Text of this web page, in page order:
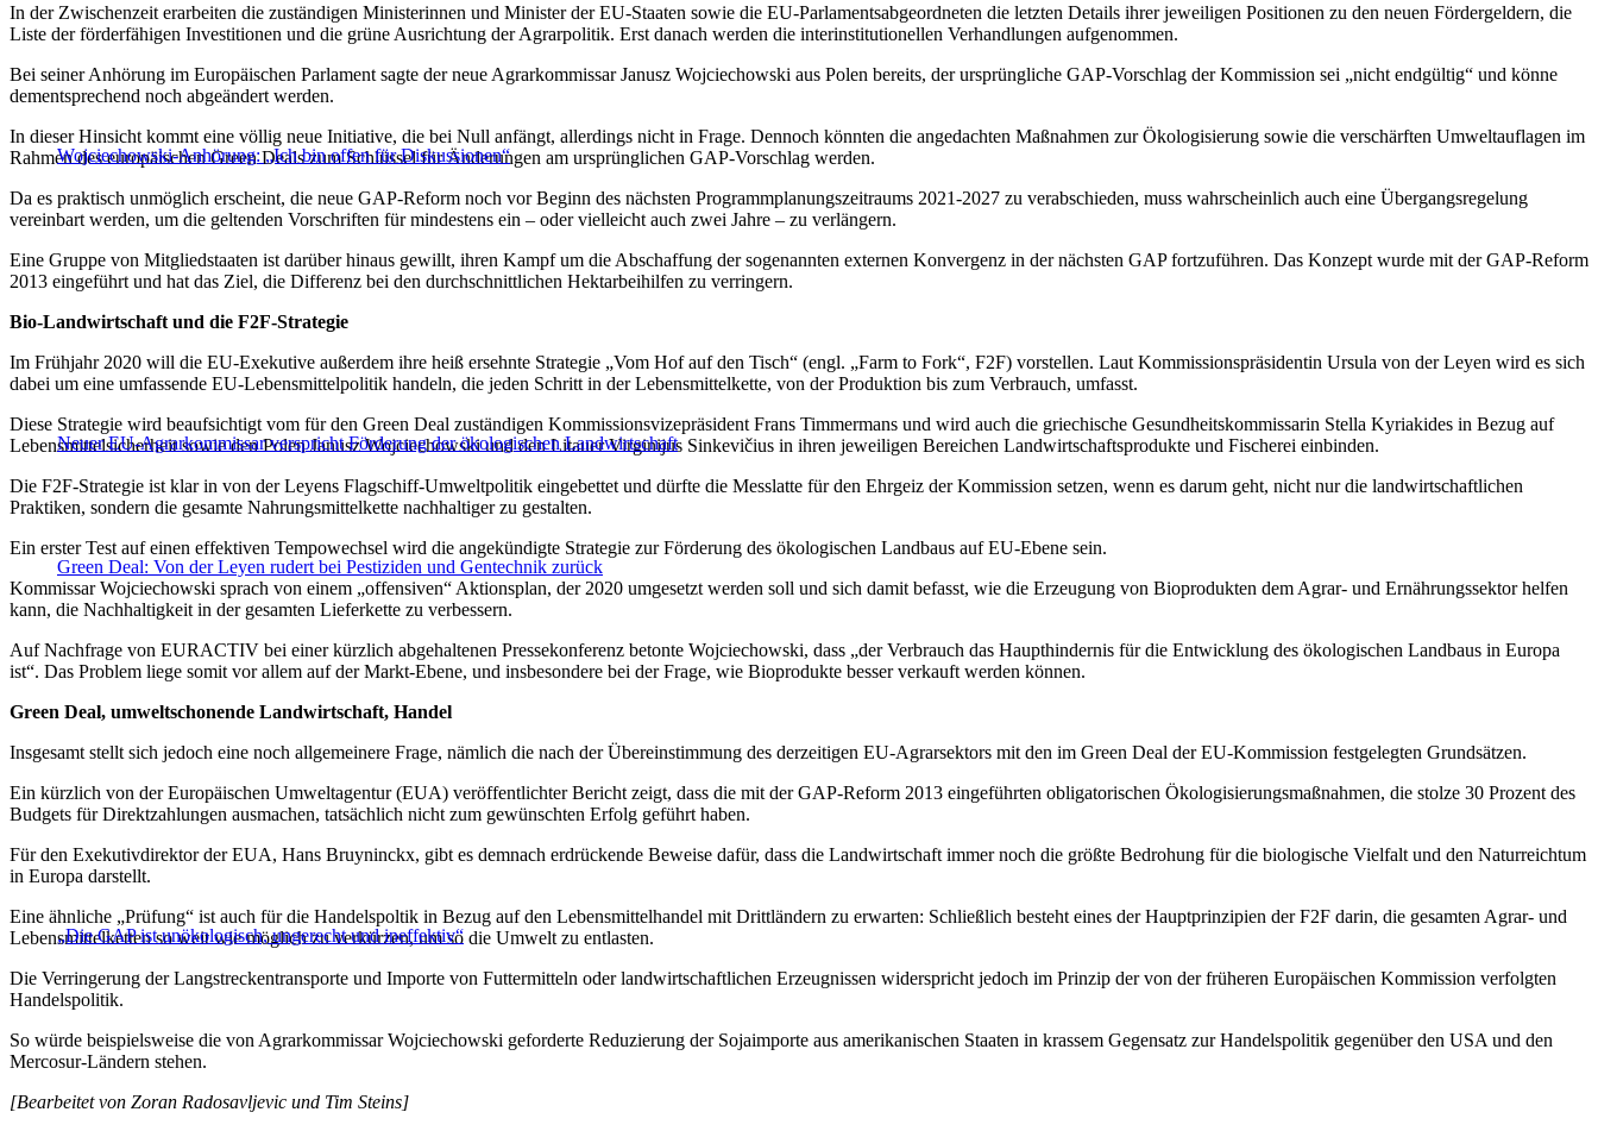
In der Zwischenzeit erarbeiten die zuständigen Ministerinnen und Minister der EU-Staaten sowie die EU-Parlamentsabgeordneten die letzten Details ihrer jeweiligen Positionen zu den neuen Fördergeldern, die
Liste der förderfähigen Investitionen und die grüne Ausrichtung der Agrarpolitik. Erst danach werden die interinstitutionellen Verhandlungen aufgenommen.
Bei seiner Anhörung im Europäischen Parlament sagte der neue Agrarkommissar Janusz Wojciechowski aus Polen bereits, der ursprüngliche GAP-Vorschlag der Kommission sei „nicht endgültig“ und könne
dementsprechend noch abgeändert werden.
Wojciechowski-Anhörung: „Ich bin offen für Diskussionen“
In dieser Hinsicht kommt eine völlig neue Initiative, die bei Null anfängt, allerdings nicht in Frage. Dennoch könnten die angedachten Maßnahmen zur Ökologisierung sowie die verschärften Umweltauflagen im
Rahmen des europäischen Green Deals zum Schlüssel für Änderungen am ursprünglichen GAP-Vorschlag werden.
Da es praktisch unmöglich erscheint, die neue GAP-Reform noch vor Beginn des nächsten Programmplanungszeitraums 2021-2027 zu verabschieden, muss wahrscheinlich auch eine Übergangsregelung
vereinbart werden, um die geltenden Vorschriften für mindestens ein – oder vielleicht auch zwei Jahre – zu verlängern.
Eine Gruppe von Mitgliedstaaten ist darüber hinaus gewillt, ihren Kampf um die Abschaffung der sogenannten externen Konvergenz in der nächsten GAP fortzuführen. Das Konzept wurde mit der GAP-Reform
2013 eingeführt und hat das Ziel, die Differenz bei den durchschnittlichen Hektarbeihilfen zu verringern.
Bio-Landwirtschaft und die F2F-Strategie
Im Frühjahr 2020 will die EU-Exekutive außerdem ihre heiß ersehnte Strategie „Vom Hof auf den Tisch“ (engl. „Farm to Fork“, F2F) vorstellen. Laut Kommissionspräsidentin Ursula von der Leyen wird es sich
dabei um eine umfassende EU-Lebensmittelpolitik handeln, die jeden Schritt in der Lebensmittelkette, von der Produktion bis zum Verbrauch, umfasst.
Neuer EU-Agrarkommissar verspricht Förderung der ökologischen Landwirtschaft
Diese Strategie wird beaufsichtigt vom für den Green Deal zuständigen Kommissionsvizepräsident Frans Timmermans und wird auch die griechische Gesundheitskommissarin Stella Kyriakides in Bezug auf
Lebensmittelsicherheit sowie den Polen Janusz Wojciechowski und den Litauer Virginijus Sinkevičius in ihren jeweiligen Bereichen Landwirtschaftsprodukte und Fischerei einbinden.
Die F2F-Strategie ist klar in von der Leyens Flagschiff-Umweltpolitik eingebettet und dürfte die Messlatte für den Ehrgeiz der Kommission setzen, wenn es darum geht, nicht nur die landwirtschaftlichen
Praktiken, sondern die gesamte Nahrungsmittelkette nachhaltiger zu gestalten.
Green Deal: Von der Leyen rudert bei Pestiziden und Gentechnik zurück
Ein erster Test auf einen effektiven Tempowechsel wird die angekündigte Strategie zur Förderung des ökologischen Landbaus auf EU-Ebene sein.
Kommissar Wojciechowski sprach von einem „offensiven“ Aktionsplan, der 2020 umgesetzt werden soll und sich damit befasst, wie die Erzeugung von Bioprodukten dem Agrar- und Ernährungssektor helfen
kann, die Nachhaltigkeit in der gesamten Lieferkette zu verbessern.
Auf Nachfrage von EURACTIV bei einer kürzlich abgehaltenen Pressekonferenz betonte Wojciechowski, dass „der Verbrauch das Haupthindernis für die Entwicklung des ökologischen Landbaus in Europa
ist“. Das Problem liege somit vor allem auf der Markt-Ebene, und insbesondere bei der Frage, wie Bioprodukte besser verkauft werden können.
Green Deal, umweltschonende Landwirtschaft, Handel
Insgesamt stellt sich jedoch eine noch allgemeinere Frage, nämlich die nach der Übereinstimmung des derzeitigen EU-Agrarsektors mit den im Green Deal der EU-Kommission festgelegten Grundsätzen.
Ein kürzlich von der Europäischen Umweltagentur (EUA) veröffentlichter Bericht zeigt, dass die mit der GAP-Reform 2013 eingeführten obligatorischen Ökologisierungsmaßnahmen, die stolze 30 Prozent des
Budgets für Direktzahlungen ausmachen, tatsächlich nicht zum gewünschten Erfolg geführt haben.
Für den Exekutivdirektor der EUA, Hans Bruyninckx, gibt es demnach erdrückende Beweise dafür, dass die Landwirtschaft immer noch die größte Bedrohung für die biologische Vielfalt und den Naturreichtum
in Europa darstellt.
„Die GAP ist unökologisch, ungerecht und ineffektiv“
Eine ähnliche „Prüfung“ ist auch für die Handelspoltik in Bezug auf den Lebensmittelhandel mit Drittländern zu erwarten: Schließlich besteht eines der Hauptprinzipien der F2F darin, die gesamten Agrar- und
Lebensmittelketten so weit wie möglich zu verkürzen, um so die Umwelt zu entlasten.
Die Verringerung der Langstreckentransporte und Importe von Futtermitteln oder landwirtschaftlichen Erzeugnissen widerspricht jedoch im Prinzip der von der früheren Europäischen Kommission verfolgten
Handelspolitik.
So würde beispielsweise die von Agrarkommissar Wojciechowski geforderte Reduzierung der Sojaimporte aus amerikanischen Staaten in krassem Gegensatz zur Handelspolitik gegenüber den USA und den
Mercosur-Ländern stehen.
[Bearbeitet von Zoran Radosavljevic und Tim Steins]